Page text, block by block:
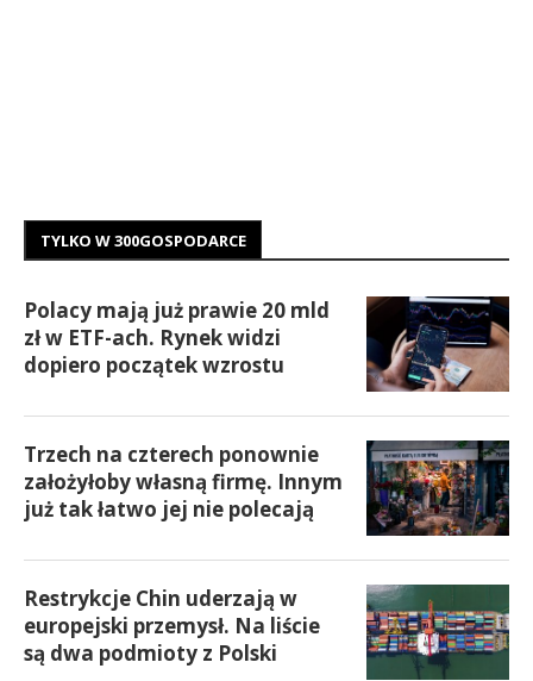
TYLKO W 300GOSPODARCE
Polacy mają już prawie 20 mld
zł w ETF-ach. Rynek widzi
dopiero początek wzrostu
Trzech na czterech ponownie
założyłoby własną firmę. Innym
już tak łatwo jej nie polecają
Restrykcje Chin uderzają w
europejski przemysł. Na liście
są dwa podmioty z Polski